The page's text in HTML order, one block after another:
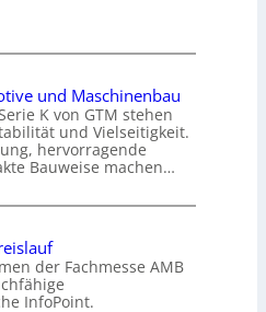
und Maschinenbau
K von GTM stehen
und Vielseitigkeit.
hervorragende
Bauweise machen…
der Fachmesse AMB
InfoPoint.